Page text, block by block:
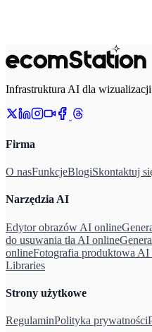
Infrastruktura AI dla wizualizacji
Firma
O nasFunkcjeBlogiSkontaktuj
Narzędzia AI
Edytor obrazów AI online
do usuwania tła AI online
onlineFotografia produktowa AI
Libraries
Strony użytkowe
RegulaminPolityka prywatności